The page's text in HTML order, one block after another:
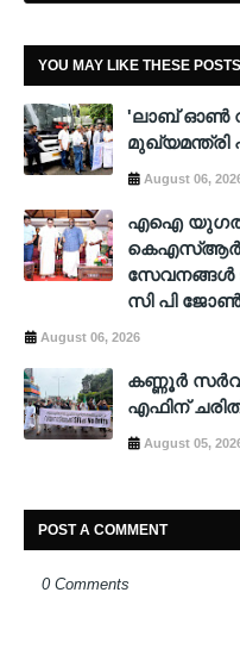
YOU MAY LIKE THESE POSTS
'ലാബ് ഓൺ
August 06,
എഐ
സേവനങ്ങൾ
സി പി ജോൺ
August 06, 2026
കണ്ണൂർ
എഫിന്
August 05,
POST A COMMENT
0 Comments